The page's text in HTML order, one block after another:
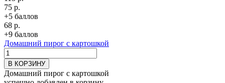
75 р.
+5 баллов
68 р.
+9 баллов
Домашний пирог с картошкой
В КОРЗИНУ
Домашний пирог с картошкой